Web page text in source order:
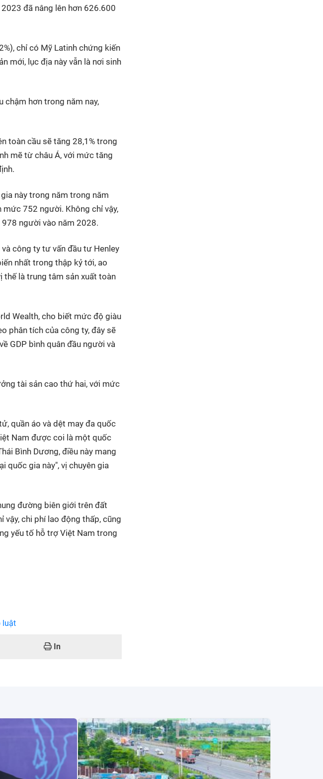
đã nâng lên hơn 626.600
chỉ có Mỹ Latinh chứng kiến
mới, lục địa này vẫn là nơi sinh
chậm hơn trong năm nay,
toàn cầu sẽ tăng 28,1% trong
mẽ từ châu Á, với mức tăng
này trong năm trong năm
mức 752 người. Không chỉ vậy,
người vào năm 2028.
công ty tư vấn đầu tư Henley
nhất trong thập kỷ tới, ao
thế là trung tâm sản xuất toàn
Wealth, cho biết mức độ giàu
phân tích của công ty, đây sẽ
GDP bình quân đầu người và
tài sản cao thứ hai, với mức
quần áo và dệt may đa quốc
Nam được coi là một quốc
Bình Dương, điều này mang
quốc gia này", vị chuyên gia
đường biên giới trên đất
vậy, chi phí lao động thấp, cũng
yếu tố hỗ trợ Việt Nam trong
luật
In